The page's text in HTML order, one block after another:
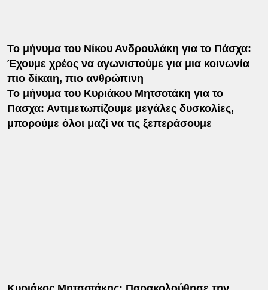
Το μήνυμα του Νίκου Ανδρουλάκη για το Πάσχα:
Έχουμε χρέος να αγωνιστούμε για μια κοινωνία
πιο δίκαιη, πιο ανθρώπινη
Το μήνυμα του Κυριάκου Μητσοτάκη για το
Πασχα: Αντιμετωπίζουμε μεγάλες δυσκολίες,
μπορούμε όλοι μαζί να τις ξεπεράσουμε